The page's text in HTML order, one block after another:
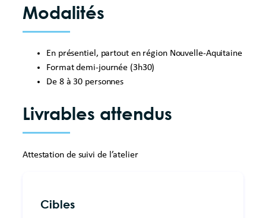
Modalités
En présentiel, partout en région Nouvelle-Aquitaine
Format demi-journée (3h30)
De 8 à 30 personnes
Livrables attendus
Attestation de suivi de l’atelier
Cibles